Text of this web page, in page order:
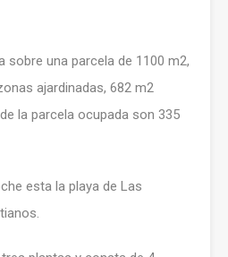
sobre una parcela de 1100 m2,
ajardinadas, 682 m2
la parcela ocupada son 335
esta la playa de Las